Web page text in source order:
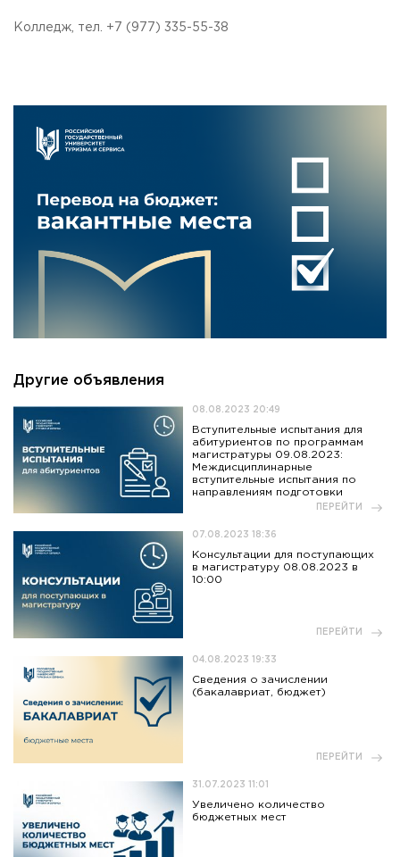
Колледж, тел. +7 (977) 335-55-38
Другие объявления
08.08.2023 20:49
Вступительные испытания для
абитуриентов по программам
магистратуры 09.08.2023:
Междисциплинарные
вступительные испытания по
направлениям подготовки
ПЕРЕЙТИ
07.08.2023 18:36
Консультации для поступающих
в магистратуру 08.08.2023 в
10:00
ПЕРЕЙТИ
04.08.2023 19:33
Сведения о зачислении
(бакалавриат, бюджет)
ПЕРЕЙТИ
31.07.2023 11:01
Увеличено количество
бюджетных мест